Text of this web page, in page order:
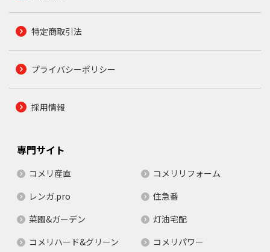
特定商取引法
プライバシーポリシー
採用情報
専門サイト
コメリ産直
コメリリフォーム
レンガ.pro
住急番
菜園&ガーデン
灯油宅配
コメリハード&グリーン
コメリパワー